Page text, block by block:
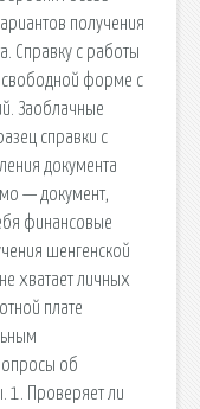
получения
Справку с работы
свободной форме с
Заоблачные
справки с
документа
— документ,
финансовые
шенгенской
хватает личных
плате
об
1. Проверяет ли